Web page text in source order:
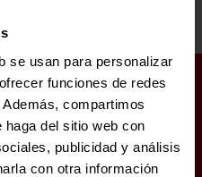
se usan para personalizar
funciones de redes
compartimos
del sitio web con
publicidad y análisis
con otra información